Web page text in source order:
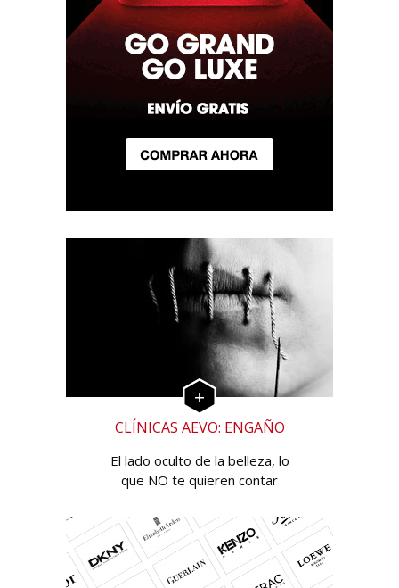
CLÍNICAS AEVO: ENGAÑO
El lado oculto de la belleza, lo
que NO te quieren contar